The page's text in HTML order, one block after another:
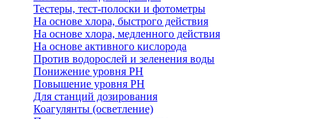
Тестеры, тест-полоски и фотометры
На основе хлора, быстрого действия
На основе хлора, медленного действия
На основе активного кислорода
Против водорослей и зеленения воды
Понижение уровня РН
Повышение уровня РН
Для станций дозирования
Коагулянты (осветление)